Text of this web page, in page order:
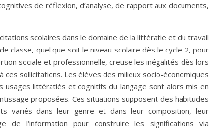
de réflexion, d’analyse, de rapport aux documents,
scolaires dans le domaine de la littératie et du travail
classe, quel que soit le niveau scolaire dès le cycle 2, pour
sociale et professionnelle, creuse les inégalités dès lors
sollicitations. Les élèves des milieux socio-économiques
usages littératiés et cognitifs du langage sont alors mis en
proposées. Ces situations supposent des habitudes
variés dans leur genre et dans leur composition, leur
de l‘information pour construire les significations via